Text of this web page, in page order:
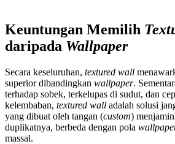
Keuntungan Memilih
daripada Wallpaper
Secara keseluruhan, textured wall
superior dibandingkan wallpaper.
terhadap sobek, terkelupas di sudut, dan
kelembaban, textured wall adalah solusi
yang dibuat oleh tangan (custom)
duplikatnya, berbeda dengan pola
massal.